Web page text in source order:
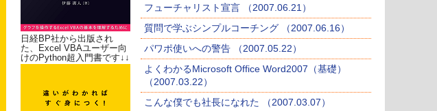
日経BP社から出版され
た、Excel VBAユーザー向
けのPython超入門書です↓↓
フューチャリスト宣言 （2007.06.21）
質問で学ぶシンプルコーチング （2007.06.16）
パワポ使いへの警告 （2007.05.22）
よくわかるMicrosoft Office Word2007（基礎）
（2007.03.22）
こんな僕でも社長になれた （2007.03.07）